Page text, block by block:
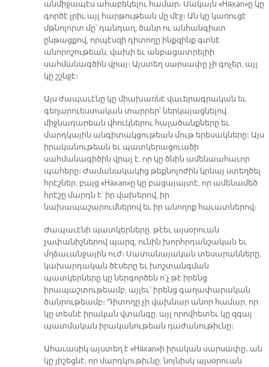
անմիջապէս ահաբեկելու համար։ Սակայն «Häxan»ը կը
գործէ լրիւ այլ հարթութեան մը մէջ։ Ան կը կառուցէ
մթնոլորտ մը՝ դանդաղ, ծանր ու անհանգիստ
ընթացքով, որպէսզի դիտողը ինքզինք գտնէ
անորոշութեան, վախի եւ անբացատրելիի
սահմանագծին վրայ։ Այստեղ սարսափը չի գոչեր, այլ
կը շշնջէ։
Այս ժապաւէնը կը միախառնէ վաւերագրական եւ
գեղարուեստական տարրեր՝ ներկայացնելով
միջնադարեան վհուկներու հալածանքները եւ
մարդկային անգիտակցութեան մութ երեսակները։ Այս
իրականութեան եւ պատկերացուածի
սահմանագիծին վրայ է, որ կը ծնին ամենաահաւոր
պահերը։ Ժամանակակից թեքնոլոժին կրնայ ստեղծել
հրէշներ, բայց «Häxan»ը կը բացայայտէ, որ ամենամեծ
հրէշը մարդն է՝ իր վախերով, իր
նախապաշարումներով եւ իր անողոք հաւատներով։
Ժապաւէնի պատկերները, թէեւ այսօրուան
չափանիշներով պարզ, ունին խորհրդանշական եւ
մղձաւանջային ուժ։ Սատանայական տեսարանները,
կախարդական ծէսերը եւ խոշտանգման
պատկերները կը ներգործեն ո՛չ թէ իրենց
իրապաշտութեամբ, այլեւ՝ իրենց գաղափարական
ծանրութեամբ։ Դիտողը չի վախնար անոր համար, որ
կը տեսնէ իրական վտանգը, այլ որովհետեւ կը զգայ
պատմական իրականութեան դաժանութիւնը։
Ահաւասիկ այստեղ է «Häxan»ի իրական սարսափը․ ան
կը յիշեցնէ, որ մարդկութիւնը, նոյնիսկ այսօրուան